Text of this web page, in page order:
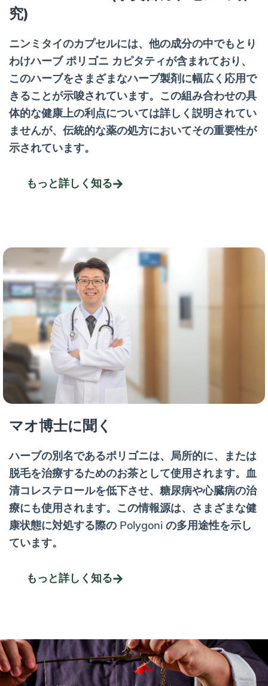
究)
ニンミタイのカプセルには、他の成分の中でもとり
わけハーブ ポリゴニ カピタティが含まれており、
このハーブをさまざまなハーブ製剤に幅広く応用で
きることが示唆されています。この組み合わせの具
体的な健康上の利点については詳しく説明されてい
ませんが、伝統的な薬の処方においてその重要性が
示されています。
もっと詳しく知る
マオ博士に聞く
ハーブの別名であるポリゴニは、局所的に、または
脱毛を治療するためのお茶として使用されます。血
清コレステロールを低下させ、糖尿病や心臓病の治
療にも使用されます。この情報源は、さまざまな健
康状態に対処する際の Polygoni の多用途性を示し
ています。
もっと詳しく知る